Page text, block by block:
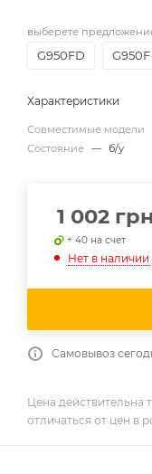
выберете
G950FD G950F
Характеристики
Совместимые модели
Состояние — б/у
1 002
+ 40 на счет
Нет в наличии
Самовывоз
Цена действительна
отличаться от цен в